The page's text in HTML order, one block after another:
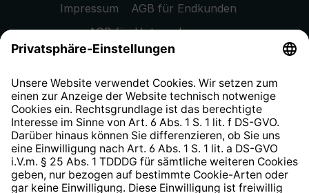
Impressum
AGB für Endkunden
AGB für Unternehmen
Datenschutzhinweis
Widerrufsrecht
Hinweisgeberschutzsystem
Barrierefreiheit